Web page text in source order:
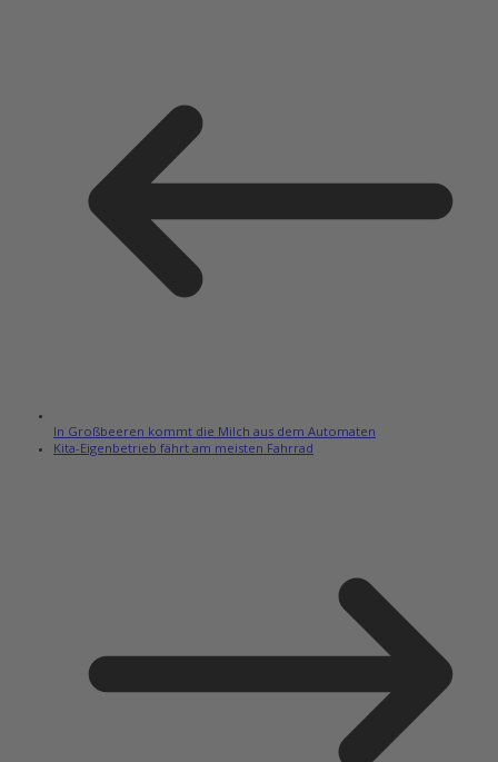
In Großbeeren kommt die Milch aus dem Automaten
Kita-Eigenbetrieb fährt am meisten Fahrrad